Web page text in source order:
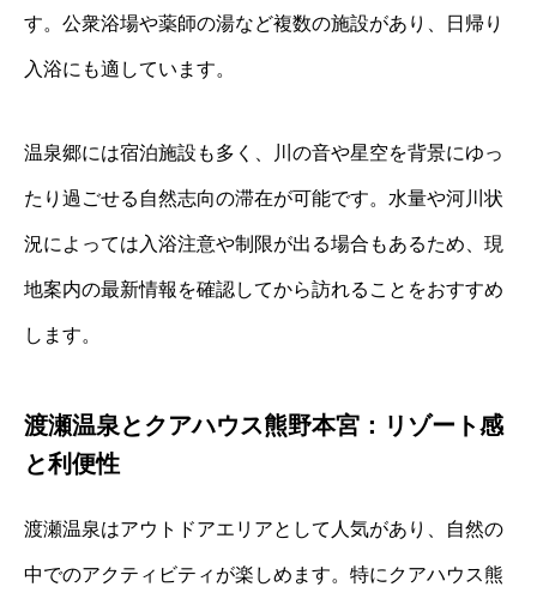
す。公衆浴場や薬師の湯など複数の施設があり、日帰り
入浴にも適しています。
温泉郷には宿泊施設も多く、川の音や星空を背景にゆっ
たり過ごせる自然志向の滞在が可能です。水量や河川状
況によっては入浴注意や制限が出る場合もあるため、現
地案内の最新情報を確認してから訪れることをおすすめ
します。
渡瀬温泉とクアハウス熊野本宮：リゾート感
と利便性
渡瀬温泉はアウトドアエリアとして人気があり、自然の
中でのアクティビティが楽しめます。特にクアハウス熊